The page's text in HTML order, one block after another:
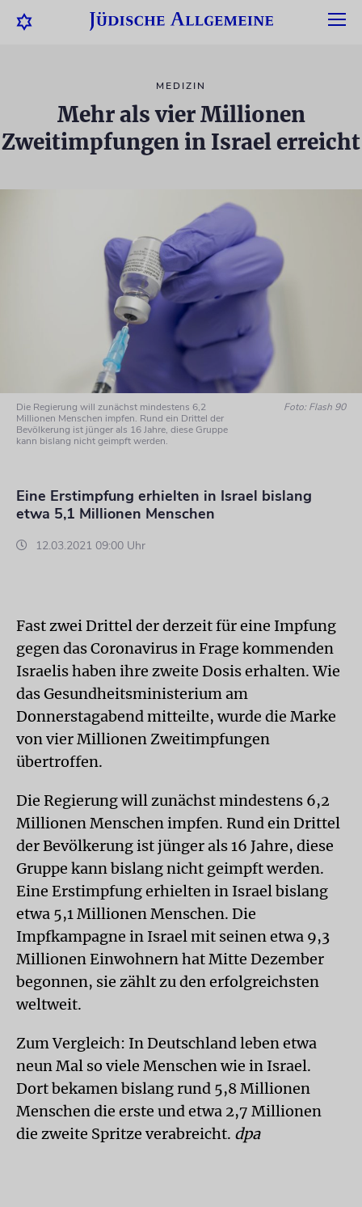
MEDIZIN
Mehr als vier Millionen
Zweitimpfungen in Israel erreicht
Die Regierung will zunächst mindestens 6,2
Millionen Menschen impfen. Rund ein Drittel der
Bevölkerung ist jünger als 16 Jahre, diese Gruppe
kann bislang nicht geimpft werden.
Foto: Flash 90
Eine Erstimpfung erhielten in Israel bislang
etwa 5,1 Millionen Menschen
12.03.2021 09:00 Uhr
Fast zwei Drittel der derzeit für eine Impfung
gegen das Coronavirus in Frage kommenden
Israelis haben ihre zweite Dosis erhalten. Wie
das Gesundheitsministerium am
Donnerstagabend mitteilte, wurde die Marke
von vier Millionen Zweitimpfungen
übertroffen.
Die Regierung will zunächst mindestens 6,2
Millionen Menschen impfen. Rund ein Drittel
der Bevölkerung ist jünger als 16 Jahre, diese
Gruppe kann bislang nicht geimpft werden.
Eine Erstimpfung erhielten in Israel bislang
etwa 5,1 Millionen Menschen. Die
Impfkampagne in Israel mit seinen etwa 9,3
Millionen Einwohnern hat Mitte Dezember
begonnen, sie zählt zu den erfolgreichsten
weltweit.
Zum Vergleich: In Deutschland leben etwa
neun Mal so viele Menschen wie in Israel.
Dort bekamen bislang rund 5,8 Millionen
Menschen die erste und etwa 2,7 Millionen
die zweite Spritze verabreicht. dpa